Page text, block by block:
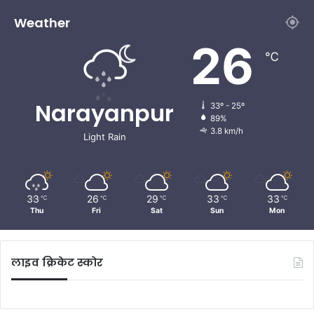
Weather
Narayanpur
Light Rain
26 ℃
33º - 25º
89%
3.8 km/h
33 ℃
Thu
26 ℃
Fri
29 ℃
Sat
33 ℃
Sun
33 ℃
Mon
लाइव क्रिकेट स्कोर